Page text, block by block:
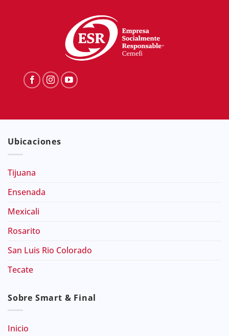
Ubicaciones
Tijuana
Ensenada
Mexicali
Rosarito
San Luis Rio Colorado
Tecate
Sobre Smart & Final
Inicio